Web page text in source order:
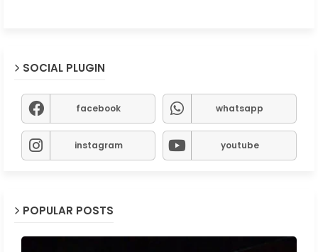
SOCIAL PLUGIN
facebook whatsapp
instagram youtube
POPULAR POSTS